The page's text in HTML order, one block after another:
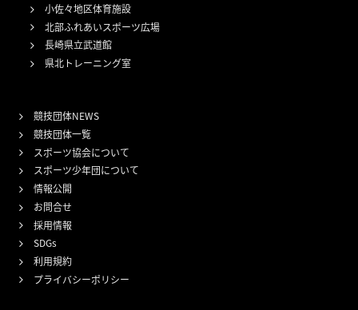
小佐々地区体育施設
北部ふれあいスポーツ広場
長崎県立武道館
県北トレーニング室
競技団体NEWS
競技団体一覧
スポーツ協会について
スポーツ少年団について
情報公開
お問合せ
採用情報
SDGs
利用規約
プライバシーポリシー